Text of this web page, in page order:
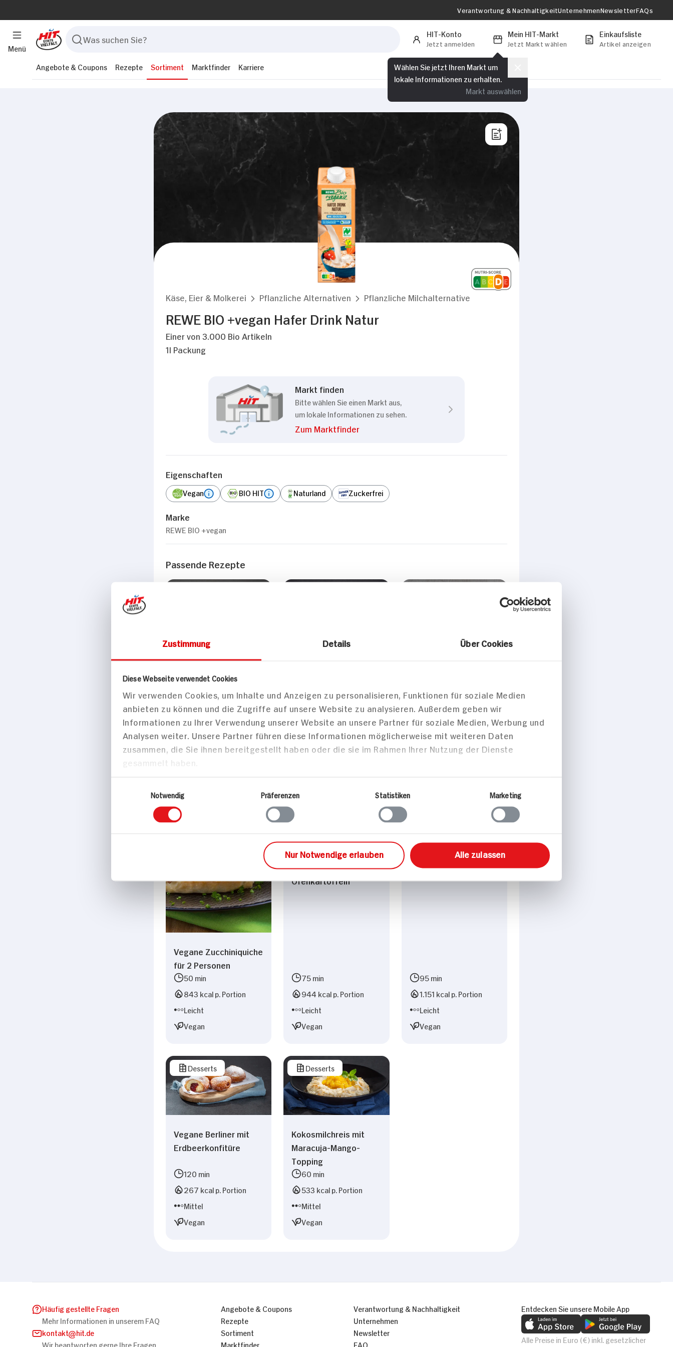
Zustimmung Details Über Cookies
Diese Webseite verwendet Cookies
Wir verwenden Cookies, um Inhalte und Anzeigen zu personalisieren, Funktionen für soziale Medien
anbieten zu können und die Zugriffe auf unsere Website zu analysieren. Außerdem geben wir
Informationen zu Ihrer Verwendung unserer Website an unsere Partner für soziale Medien, Werbung und
Analysen weiter. Unsere Partner führen diese Informationen möglicherweise mit weiteren Daten
zusammen, die Sie ihnen bereitgestellt haben oder die sie im Rahmen Ihrer Nutzung der Dienste
gesammelt haben.
Notwendig
Präferenzen Statistiken Marketing
Nur Notwendige erlauben Alle zulassen
Menü
Verantwortung & NachhaltigkeitUnternehmenNewsletterFAQs
HIT-Konto
Jetzt anmelden
Mein HIT-Markt
Jetzt Markt wählen
Wählen Sie jetzt Ihren Markt um
lokale Informationen zu erhalten.
Markt auswählen
Einkaufsliste
Artikel anzeigen
Angebote & Coupons Rezepte Sortiment Marktfinder Karriere
Käse, Eier & Molkerei Pflanzliche Alternativen Pflanzliche Milchalternative
REWE BIO +vegan Hafer Drink Natur
Einer von 3.000 Bio Artikeln
1l Packung
Markt finden
Bitte wählen Sie einen Markt aus,
um lokale Informationen zu sehen.
Zum Marktfinder
Eigenschaften
Vegan BIO HIT Naturland Zuckerfrei
Marke
REWE BIO +vegan
Passende Rezepte
Veganes Porridge mit
45 min
876 kcal p. Portion
Vegan
60 min
846 kcal p. Portion
Vegan
30 min
627 kcal p. Portion
Vegan
Vegane Zucchiniquiche
für 2 Personen
50 min
843 kcal p. Portion
Leicht
Vegan
Veganes
Jägerschnitzel mit
Ofenkartoffeln
75 min
944 kcal p. Portion
Leicht
Vegan
Gemüselasagne
95 min
1.151 kcal p. Portion
Leicht
Vegan
Desserts
Vegane Berliner mit
Erdbeerkonfitüre
120 min
267 kcal p. Portion
Mittel
Vegan
Desserts
Kokosmilchreis mit
Maracuja-Mango-
Topping
60 min
533 kcal p. Portion
Mittel
Vegan
Häufig gestellte Fragen
Mehr Informationen in unserem FAQ
kontakt
hit.de
Wir beantworten gerne Ihre Fragen
Angebote & Coupons
Rezepte
Sortiment
Marktfinder
Verantwortung & Nachhaltigkeit
Unternehmen
Newsletter
FAQ
Entdecken Sie unsere Mobile App
Alle Preise in Euro (€) inkl. gesetzlicher